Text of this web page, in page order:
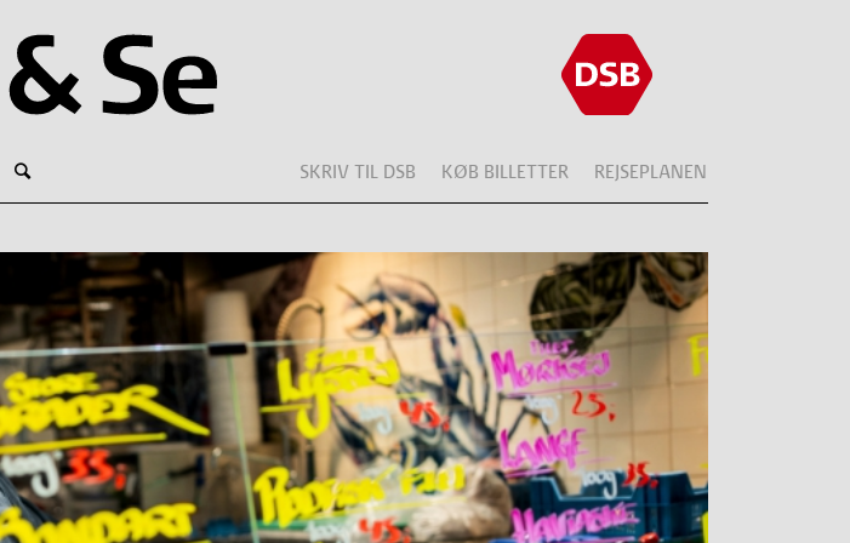
SKRIV TIL DSB KØB BILLETTER REJSEPLANEN